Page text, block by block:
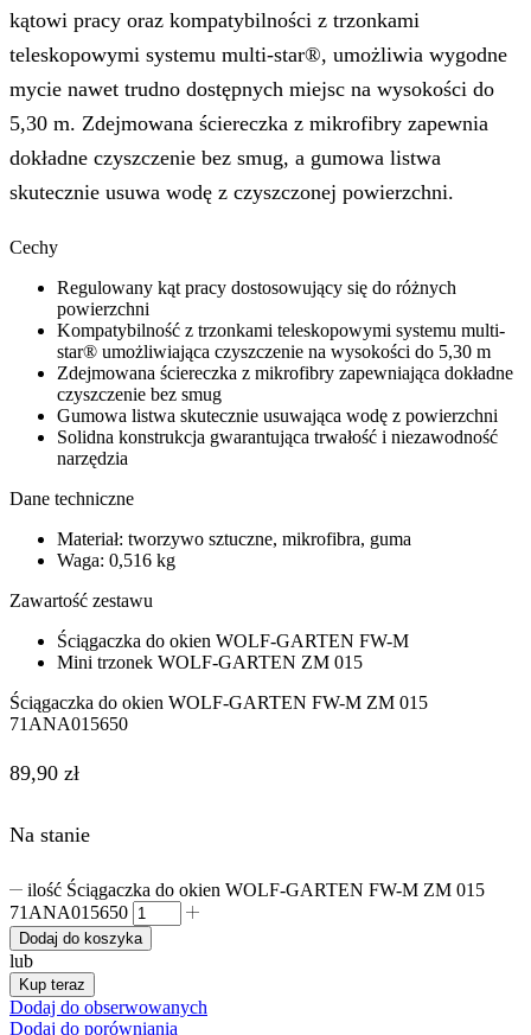
kątowi pracy oraz kompatybilności z trzonkami
teleskopowymi systemu multi-star®, umożliwia wygodne
mycie nawet trudno dostępnych miejsc na wysokości do
5,30 m. Zdejmowana ściereczka z mikrofibry zapewnia
dokładne czyszczenie bez smug, a gumowa listwa
skutecznie usuwa wodę z czyszczonej powierzchni.
Cechy
Regulowany kąt pracy dostosowujący się do różnych
powierzchni
Kompatybilność z trzonkami teleskopowymi systemu multi-
star® umożliwiająca czyszczenie na wysokości do 5,30 m
Zdejmowana ściereczka z mikrofibry zapewniająca dokładne
czyszczenie bez smug
Gumowa listwa skutecznie usuwająca wodę z powierzchni
Solidna konstrukcja gwarantująca trwałość i niezawodność
narzędzia
Dane techniczne
Materiał: tworzywo sztuczne, mikrofibra, guma
Waga: 0,516 kg
Zawartość zestawu
Ściągaczka do okien WOLF-GARTEN FW-M
Mini trzonek WOLF-GARTEN ZM 015
Ściągaczka do okien WOLF-GARTEN FW-M ZM 015
71ANA015650
89,90 zł
Na stanie
ilość Ściągaczka do okien WOLF-GARTEN FW-M ZM 015
71ANA015650
Dodaj do koszyka
lub
Kup teraz
Dodaj do obserwowanych
Dodaj do porówniania